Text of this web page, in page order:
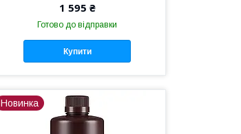
1 595 ₴
Готово до відправки
Купити
Новинка